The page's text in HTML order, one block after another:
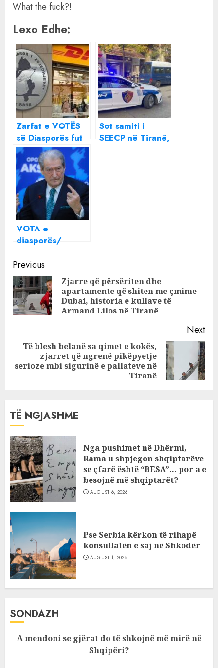
What the fuck?!
Lexo Edhe:
Zarfat e VOTËS
së Diasporës fut
në “sherr” DHL
dhe KQZ/
Celibashi
“trimërohet” se
s’do t’ia paguajë
të gjithë
kontratën
Sot samiti i
SEECP në Tiranë,
VOTA e
diasporës/
të hapet gara për
kandidatët për
deputetë!
Continue
Reading
Previous
Zjarre që përsëriten dhe
apartamente që shiten me çmime
Dubai, historia e kullave të
Armand Lilos në Tiranë
Next
post:
Të blesh belanë sa qimet e kokës,
zjarret që ngrenë pikëpyetje
serioze mbi sigurinë e pallateve në
Tiranë
TË NGJASHME
Nga pushimet në Dhërmi,
Rama u shpjegon shqiptarëve
se çfarë është “BESA”… por a e
besojnë më shqiptarët?
AUGUST 6, 2026
Pse Serbia kërkon të rihapë
konsullatën e saj në Shkodër
AUGUST 1, 2026
SONDAZH
A mendoni se gjërat do të shkojnë më mirë në
Shqipëri?